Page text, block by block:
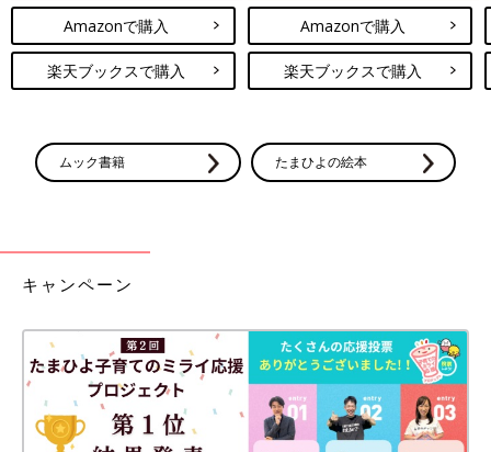
Amazonで購入
楽天ブックスで購入
Amazonで購入
楽天ブックスで購入
ムック書籍 たまひよの絵本
キャンペーン